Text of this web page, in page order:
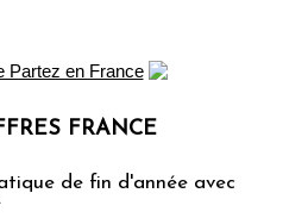
FRANCE
de fin d'année avec